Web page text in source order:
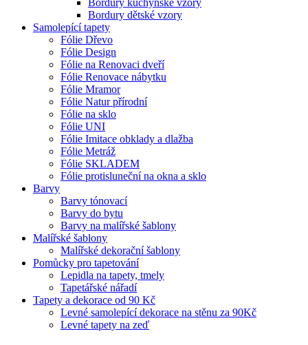
Bordury dětské vzory
Samolepící tapety
Fólie Dřevo
Fólie Design
Fólie na Renovaci dveří
Fólie Renovace nábytku
Fólie Mramor
Fólie Natur přírodní
Fólie na sklo
Fólie UNI
Fólie Imitace obklady a dlažba
Fólie Metráž
Fólie SKLADEM
Fólie protisluneční na okna a sklo
Barvy
Barvy tónovací
Barvy do bytu
Barvy na malířské šablony
Malířské šablony
Malířské dekorační šablony
Pomůcky pro tapetování
Lepidla na tapety, tmely
Tapetářské nářadí
Tapety a dekorace od 90 Kč
Levné samolepící dekorace na stěnu za 90Kč
Levné tapety na zeď